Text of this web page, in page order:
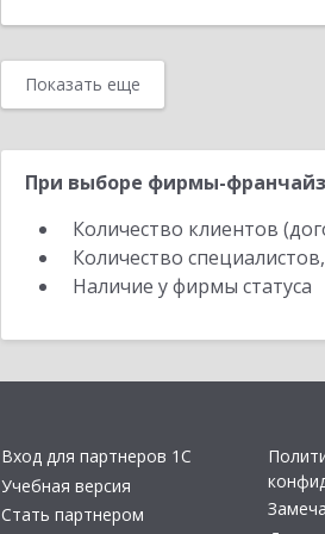
Показать еще
При выборе фирмы-
Количество клиентов
Количество
Наличие у фирмы статуса
Вход для партнеров 1С
Учебная версия
Стать партнером